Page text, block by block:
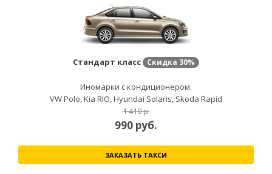
Стандарт класс Скидка 30%
Иномарки с кондиционером.
VW Polo, Kia RIO, Hyundai Solaris, Skoda Rapid
1 410 р.
990 руб.
ЗАКАЗАТЬ ТАКСИ